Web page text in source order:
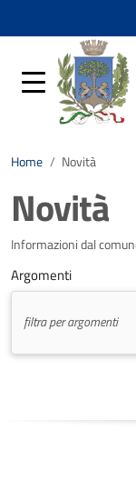
Home / Novità
Novità
Informazioni dal
Argomenti